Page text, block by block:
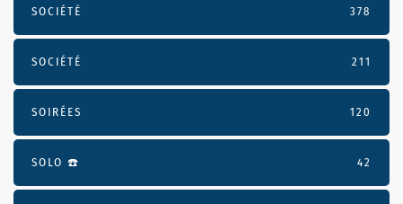
SOCIÉTÉ 378
SOCIÉTÉ 211
SOIRÉES 120
SOLO ☎️ 42